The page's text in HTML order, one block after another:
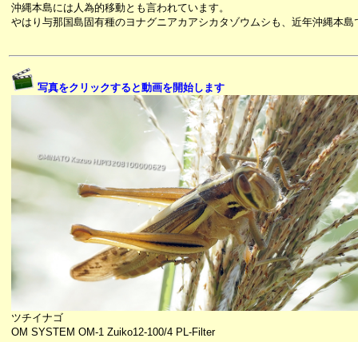
沖縄本島には人為的移動とも言われています。
やはり与那国島固有種のヨナグニアカアシカタゾウムシも、近年沖縄本
写真をクリックすると動画を開始します
ツチイナゴ
OM SYSTEM OM-1 Zuiko12-100/4 PL-Filter